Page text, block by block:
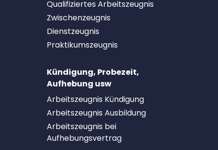
Qualifiziertes Arbeitszeugnis
Zwischenzeugnis
Dienstzeugnis
Praktikumszeugnis
Kündigung, Probezeit,
Aufhebung usw
Arbeitszeugnis Kündigung
Arbeitszeugnis Ausbildung
Arbeitszeugnis bei
Aufhebungsvertrag